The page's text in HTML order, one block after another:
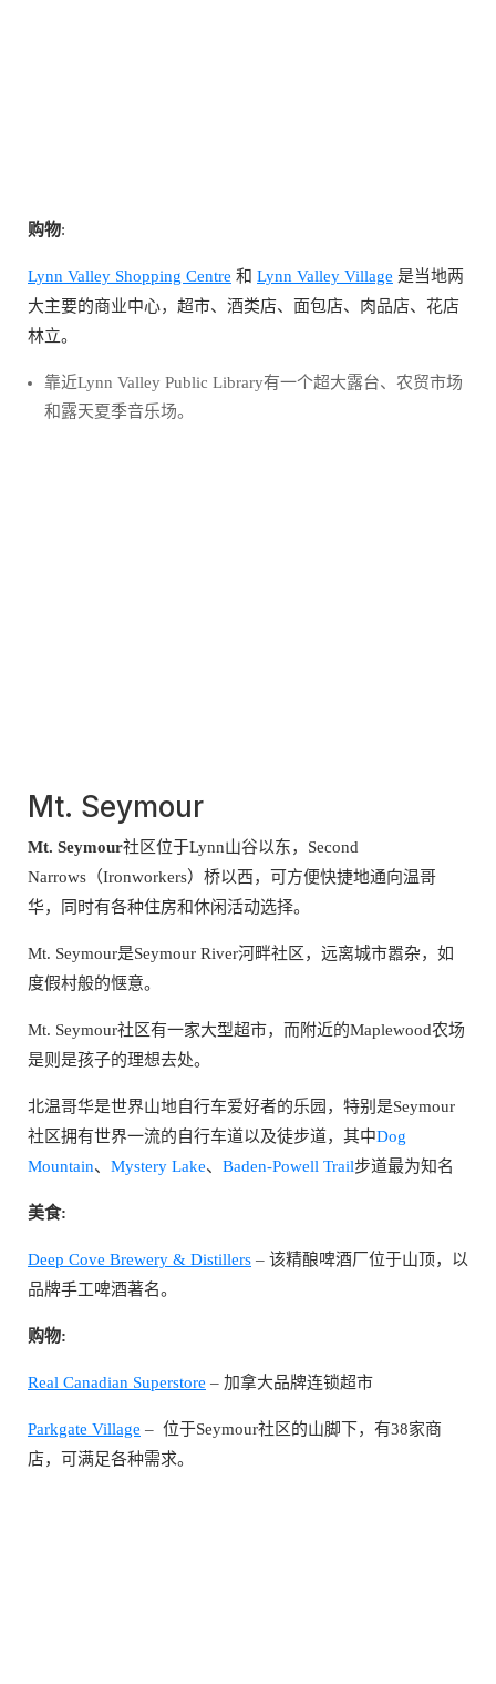
购物:
Lynn Valley Shopping Centre 和 Lynn Valley Village 是当地两
大主要的商业中心，超市、酒类店、面包店、肉品店、花店
林立。
靠近Lynn Valley Public Library有一个超大露台、农贸市场
和露天夏季音乐场。
Mt. Seymour
Mt. Seymour社区位于Lynn山谷以东，Second
Narrows（Ironworkers）桥以西，可方便快捷地通向温哥
华，同时有各种住房和休闲活动选择。
Mt. Seymour是Seymour River河畔社区，远离城市嚣杂，如
度假村般的惬意。
Mt. Seymour社区有一家大型超市，而附近的Maplewood农场
是则是孩子的理想去处。
北温哥华是世界山地自行车爱好者的乐园，特别是Seymour
社区拥有世界一流的自行车道以及徒步道，其中Dog
Mountain、 Mystery Lake、 Baden-Powell Trail步道最为知名
美食:
Deep Cove Brewery & Distillers – 该精酿啤酒厂位于山顶，以
品牌手工啤酒著名。
购物:
Real Canadian Superstore – 加拿大品牌连锁超市
Parkgate Village – 位于Seymour社区的山脚下，有38家商
店，可满足各种需求。